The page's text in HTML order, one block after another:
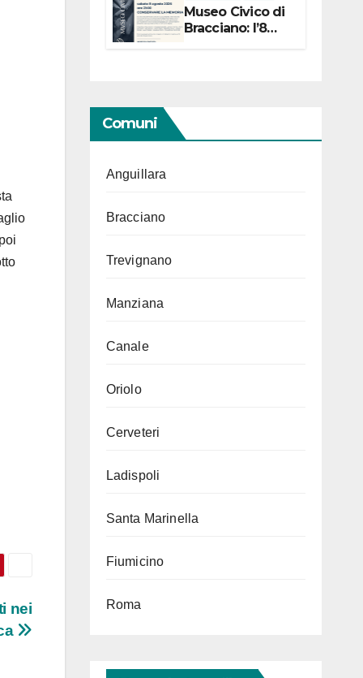
nei
Museo Civico di
Bracciano: l’8
Comuni
Anguillara
Bracciano
Trevignano
Manziana
Canale
Oriolo
Cerveteri
Ladispoli
Santa Marinella
Fiumicino
Roma